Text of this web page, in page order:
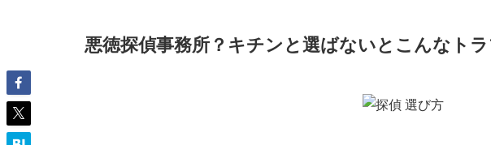
悪徳探偵事務所？キチンと選ばないとこんなトラ